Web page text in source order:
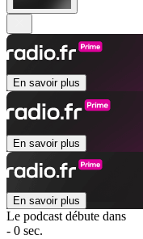
En savoir plus
En savoir plus
En savoir plus
Le podcast débute dans
- 0 sec.